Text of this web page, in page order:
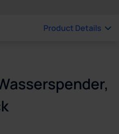
Product Details